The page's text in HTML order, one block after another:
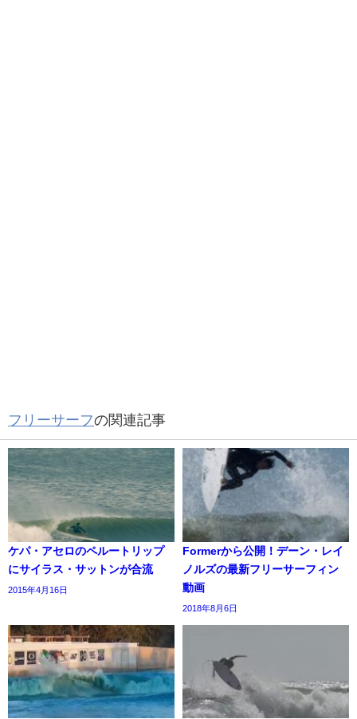
フリーサーフの関連記事
ケパ・アセロのペルートリップ
にサイラス・サットンが合流
2015年4月16日
Formerから公開！デーン・レイ
ノルズの最新フリーサーフィン
動画
2018年8月6日